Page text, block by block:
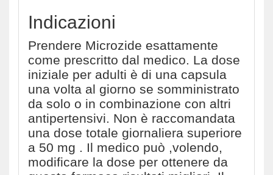
Indicazioni
Prendere Microzide esattamente
come prescritto dal medico. La dose
iniziale per adulti è di una capsula
una volta al giorno se somministrato
da solo o in combinazione con altri
antipertensivi. Non è raccomandata
una dose totale giornaliera superiore
a 50 mg . Il medico può ,volendo,
modificare la dose per ottenere da